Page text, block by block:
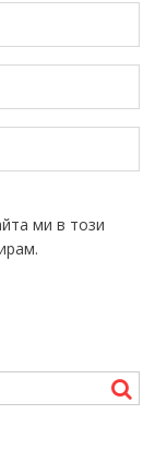
ми в този